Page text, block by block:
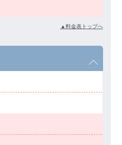
▲料金表トップへ